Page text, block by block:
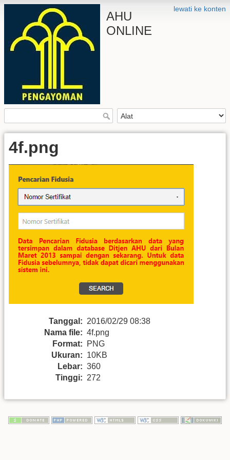
lewati ke konten
AHU
ONLINE
4f.png
Tanggal: 2016/02/29 08:38
Nama file: 4f.png
Format:
PNG
Ukuran: 10KB
Lebar: 360
Tinggi: 272